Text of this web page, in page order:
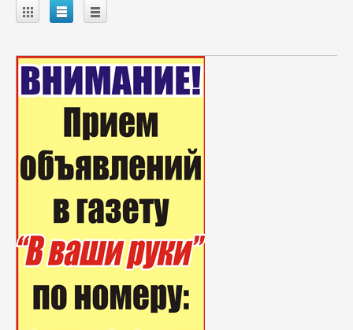
A B C